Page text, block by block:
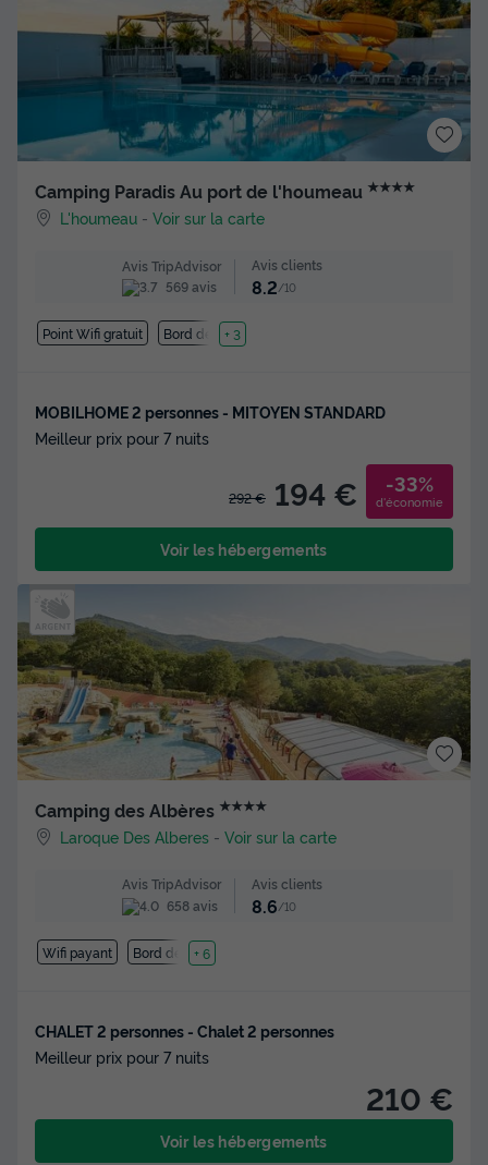
Camping Paradis Au port de l'houmeau ★★★★
L'houmeau -Voir sur la carte
Avis TripAdvisor
569 avis
Avis clients
8.2/10
Point Wifi gratuit Bord de mer
+ 3
MOBILHOME 2 personnes - MITOYEN STANDARD
Meilleur prix pour 7 nuits
292 € 194 € -33%
d'économie
Voir les hébergements
Camping des Albères ★★★★
Laroque Des Alberes -Voir sur la carte
Avis TripAdvisor
658 avis
Avis clients
8.6/10
Wifi payant Bord de mer
+ 6
CHALET 2 personnes - Chalet 2 personnes
Meilleur prix pour 7 nuits
210 €
Voir les hébergements